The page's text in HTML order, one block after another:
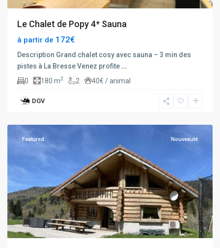
Le Chalet de Popy 4* Sauna
à partir de 172€
Description Grand chalet cosy avec sauna – 3 min des
pistes à La Bresse Venez profite ...
0
180 m2 2 40€ / animal
DGV
La
Featured Nouveauté